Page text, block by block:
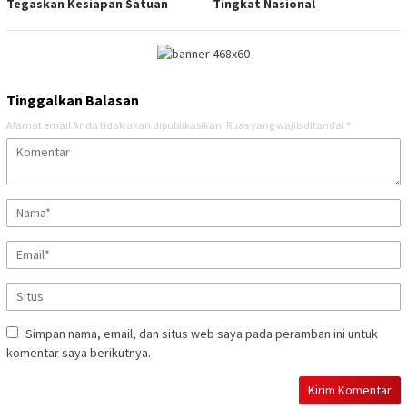
Tegaskan Kesiapan Satuan
Tingkat Nasional
Tinggalkan Balasan
Alamat email Anda tidak akan dipublikasikan. Ruas yang wajib ditandai *
Simpan nama, email, dan situs web saya pada peramban ini untuk
komentar saya berikutnya.